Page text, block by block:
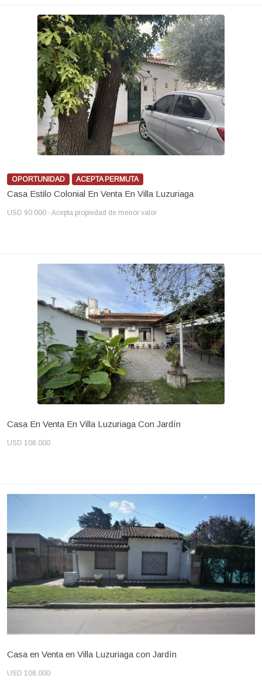
OPORTUNIDAD ACEPTA PERMUTA
Casa Estilo Colonial En Venta En Villa Luzuriaga
USD 90.000 - Acepta propiedad de menor valor
Casa En Venta En Villa Luzuriaga Con Jardín
USD 108.000
Casa en Venta en Villa Luzuriaga con Jardín
USD 108.000